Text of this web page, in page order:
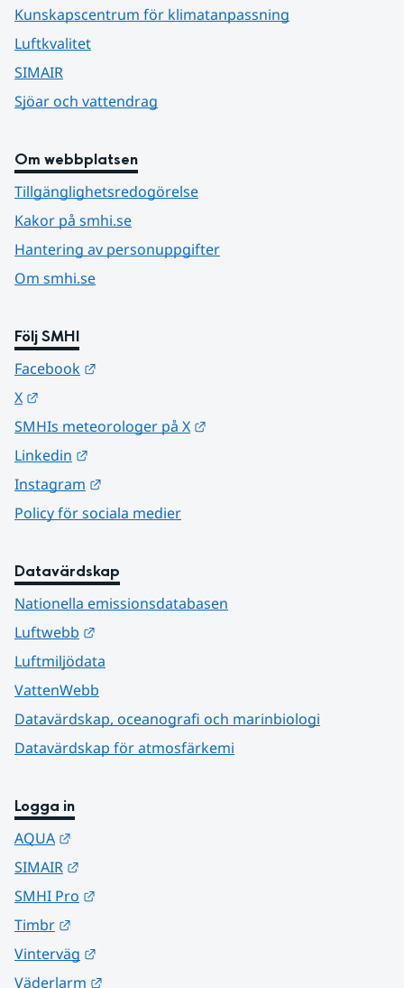
Kunskapscentrum för klimatanpassning
Luftkvalitet
SIMAIR
Sjöar och vattendrag
Om webbplatsen
Tillgänglighetsredogörelse
Kakor på smhi.se
Hantering av personuppgifter
Om smhi.se
Följ SMHI
Facebook
X
SMHIs meteorologer på X
Linkedin
Instagram
Policy för sociala medier
Datavärdskap
Nationella emissionsdatabasen
Luftwebb
Luftmiljödata
VattenWebb
Datavärdskap, oceanografi och marinbiologi
Datavärdskap för atmosfärkemi
Logga in
AQUA
SIMAIR
SMHI Pro
Timbr
Vinterväg
Väderlarm